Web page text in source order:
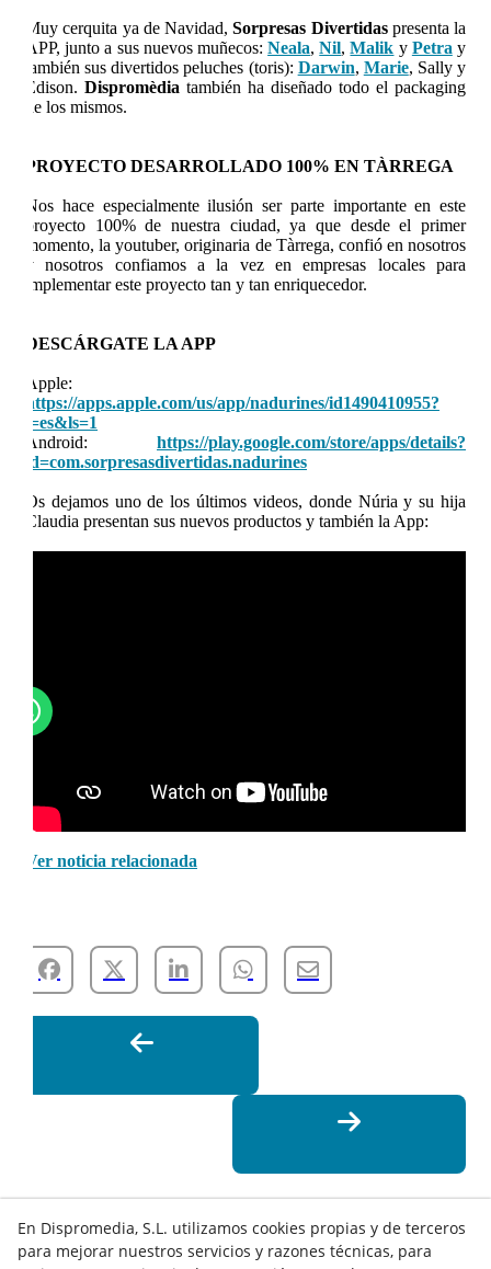
Muy cerquita ya de Navidad,Sorpresas Divertidaspresenta la
APP, junto a sus nuevos muñecos:Neala,Nil,Malik y Petra y
también sus divertidos peluches (toris): Darwin, Marie, Sally y
Edison. Dispromèdia también ha diseñado todo el packaging
de los mismos.
PROYECTO DESARROLLADO 100% EN TÀRREGA
Nos hace especialmente ilusión ser parte importante en este
proyecto 100% de nuestra ciudad, ya que desde el primer
momento, la youtuber, originaria de Tàrrega, confió en nosotros
y nosotros confiamos a la vez en empresas locales para
implementar este proyecto tan y tan enriquecedor.
DESCÁRGATE LA APP
Apple:
https://apps.apple.com/us/app/nadurines/id1490410955?
l=es&ls=1
Android: https://play.google.com/store/apps/details?
id=com.sorpresasdivertidas.nadurines
Os dejamos uno de los últimos videos, donde Núria y su hija
Claudia presentan sus nuevos productos y también la App:
Ver noticia relacionada
En Dispromedia, S.L. utilizamos cookies propias y de terceros
para mejorar nuestros servicios y razones técnicas, para